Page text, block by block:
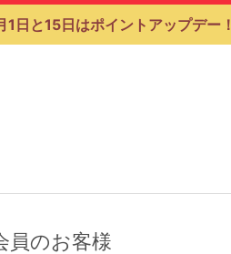
日と15日はポイントアップデー！
員のお客様